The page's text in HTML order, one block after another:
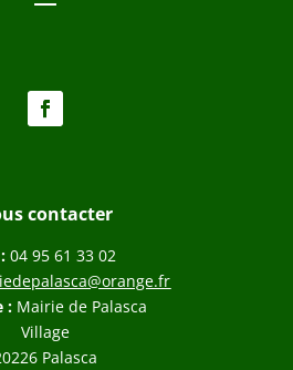
contacter
04 95 61 33 02
: Mairie de Palasca
Village
Palasca